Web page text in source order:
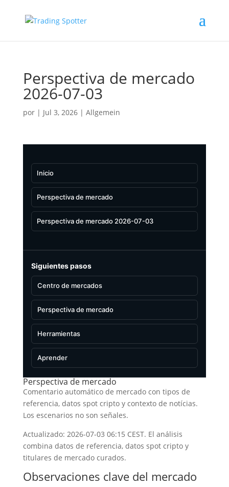
Perspectiva de mercado
2026-07-03
por | Jul 3, 2026| Allgemein
Inicio
Perspectiva de mercado
Perspectiva de mercado 2026-07-03
Siguientes pasos
Centro de mercados
Perspectiva de mercado
Herramientas
Aprender
Perspectiva de mercado
Comentario automático de mercado con tipos de
referencia, datos spot cripto y contexto de notícias.
Los escenarios no son señales.
Actualizado: 2026-07-03 06:15 CEST. El análisis
combina datos de referencia, datos spot cripto y
titulares de mercado curados.
Observaciones clave del mercado